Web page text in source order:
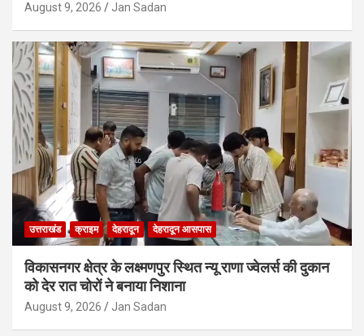
August 9, 2026 Jan Sadan
उत्तराखंड क्राइम देहरादून देहरादून आसपास
विकासनगर क्षेत्र के लक्ष्मणपुर स्थित न्यू राणा ज्वेलर्स की दुकान
को देर रात चोरों ने बनाया निशाना
August 9, 2026 Jan Sadan